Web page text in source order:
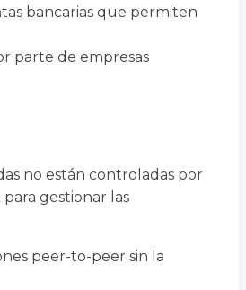
bancarias que permiten
parte de empresas
no están controladas por
gestionar las
peer-to-peer sin la